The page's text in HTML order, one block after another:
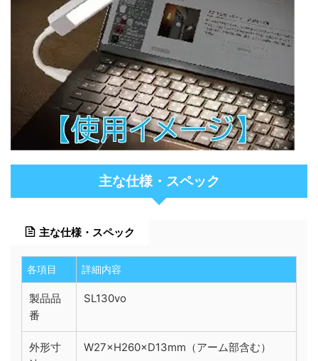
主な仕様・スペック
主な仕様・スペック
各項目 詳細内容
製品品
番
SL130vo
外形寸
W27×H260×D13mm（アーム部含む）